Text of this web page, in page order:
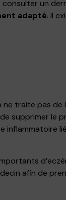
consulter un
adapté. Il
traite pas
supprimer le
inflammatoire
afin de